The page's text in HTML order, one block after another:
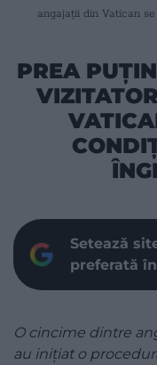
angajații din Vatican
PREA
Setează
preferată
O cincime dintre
au iniţiat o